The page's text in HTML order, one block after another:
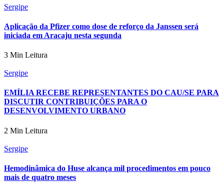
Sergipe
Aplicação da Pfizer como dose de reforço da Janssen será
iniciada em Aracaju nesta segunda
3 Min Leitura
Sergipe
EMÍLIA RECEBE REPRESENTANTES DO CAU/SE PARA
DISCUTIR CONTRIBUIÇÕES PARA O
DESENVOLVIMENTO URBANO
2 Min Leitura
Sergipe
Hemodinâmica do Huse alcança mil procedimentos em pouco
mais de quatro meses